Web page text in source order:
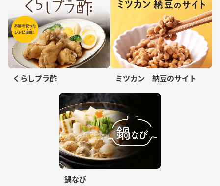
くらしプラ酢 ミツカン 納豆のサイト
鍋なび